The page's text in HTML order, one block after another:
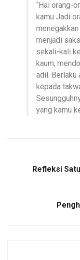
“Hai orang-
kamu Jadi
menjadi
sekali-kali
kaum,
adil. Berlaku
kepada
yang kamu
Refleksi